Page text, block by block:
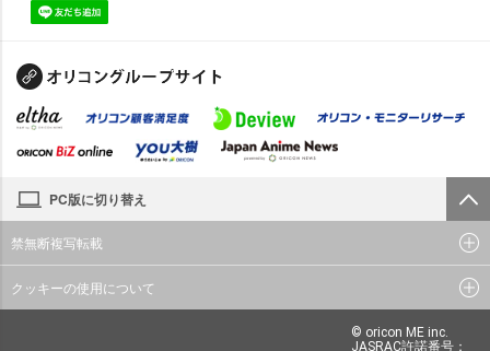
PC版に切り替え
禁無断複写転載
クッキーの使用について
© oricon ME inc.
JASRAC許諾番号：